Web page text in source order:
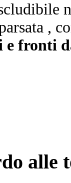
,
e fronti
alle